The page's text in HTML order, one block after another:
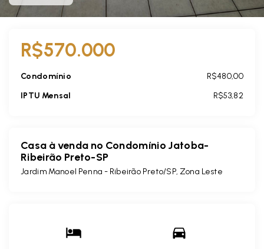
R$570.000
Condomínio
R$480,00
IPTU Mensal
R$53,82
Casa à venda no Condomínio Jatoba-
Ribeirão Preto-SP
Jardim Manoel Penna - Ribeirão Preto/SP, Zona Leste